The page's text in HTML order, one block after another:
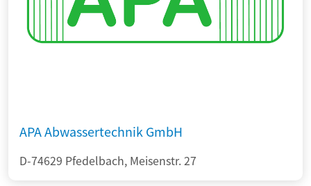
APA Abwassertechnik GmbH
D-74629 Pfedelbach, Meisenstr. 27